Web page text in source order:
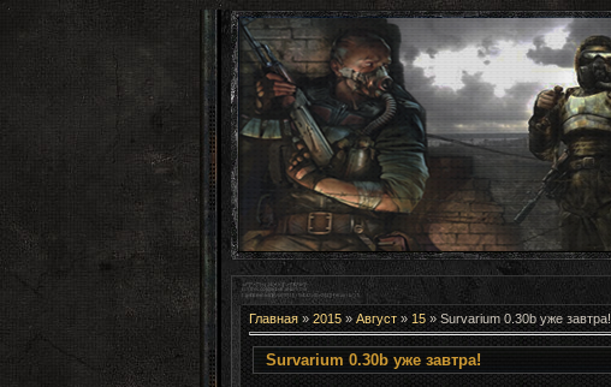
Главная» 2015 » Август » 15» Survarium 0.30b уже завтра!
Survarium 0.30b уже завтра!